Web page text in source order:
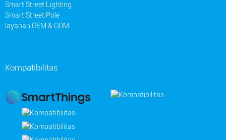
Smart Street Lighting
Smart Street Pole
layanan OEM & ODM
Kompatibilitas